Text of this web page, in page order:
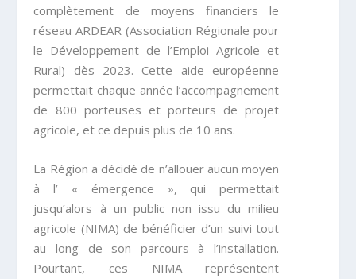
complètement de moyens financiers le
réseau ARDEAR (Association Régionale pour
le Développement de l’Emploi Agricole et
Rural) dès 2023. Cette aide européenne
permettait chaque année l’accompagnement
de 800 porteuses et porteurs de projet
agricole, et ce depuis plus de 10 ans.
La Région a décidé de n’allouer aucun moyen
à l’ « émergence », qui permettait
jusqu’alors à un public non issu du milieu
agricole (NIMA) de bénéficier d’un suivi tout
au long de son parcours à l’installation.
Pourtant, ces NIMA représentent